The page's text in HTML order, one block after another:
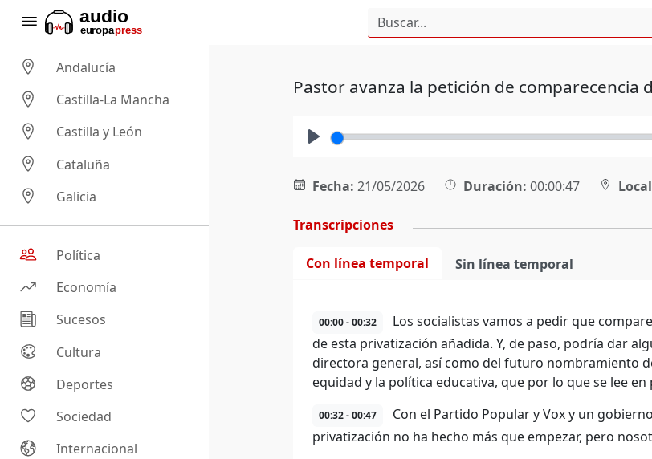
Andalucía
Castilla-La Mancha
Castilla y León
Cataluña
Galicia
Política
Economía
Sucesos
Cultura
Deportes
Sociedad
Internacional
Pastor avanza la petición de comparecencia
Fecha: 21/05/2026 Duración: 00:00:47
Transcripciones
Con línea temporal Sin línea temporal
00:00 - 00:32
Los socialistas vamos a pedir que
de esta privatización añadida. Y, de paso, podría dar
directora general, así como del futuro nombramiento
equidad y la política educativa, que por lo que se lee en
00:32 - 00:47
Con el Partido Popular y Vox y un
privatización no ha hecho más que empezar, pero